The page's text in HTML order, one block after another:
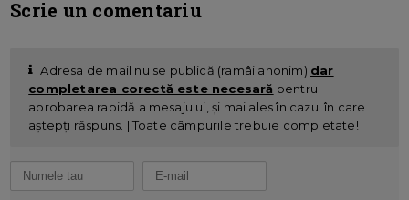
Scrie un comentariu
Adresa de mail nu se publică (ramâi anonim) dar
completarea corectă este necesară pentru
aprobarea rapidă a mesajului, și mai ales în cazul în care
aștepți răspuns. | Toate câmpurile trebuie completate!